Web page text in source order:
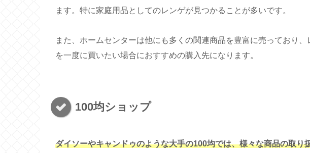
ます。特に家庭用品としてのレンゲが見つかることが多いです。
また、ホームセンターは他にも多くの関連商品を豊富に売っており
を一度に買いたい場合におすすめの購入先になります。
100均ショップ
ダイソーやキャンドゥのような大手の100均では、様々な商品の取り